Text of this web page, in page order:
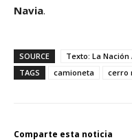
Navia.
SOURCE
Texto: La Nación
TAGS
camioneta cerro
Comparte esta noticia